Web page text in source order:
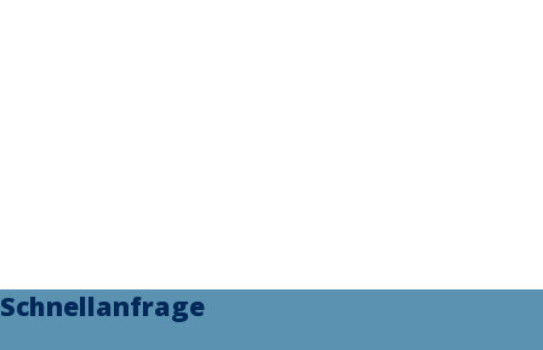
Schnellanfrage